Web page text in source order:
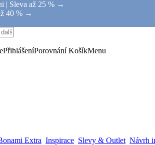
| Sleva až 25 % →
40 % →
PřihlášeníPorovnání KošíkMenu
Extra Inspirace Slevy & Outlet Návrh